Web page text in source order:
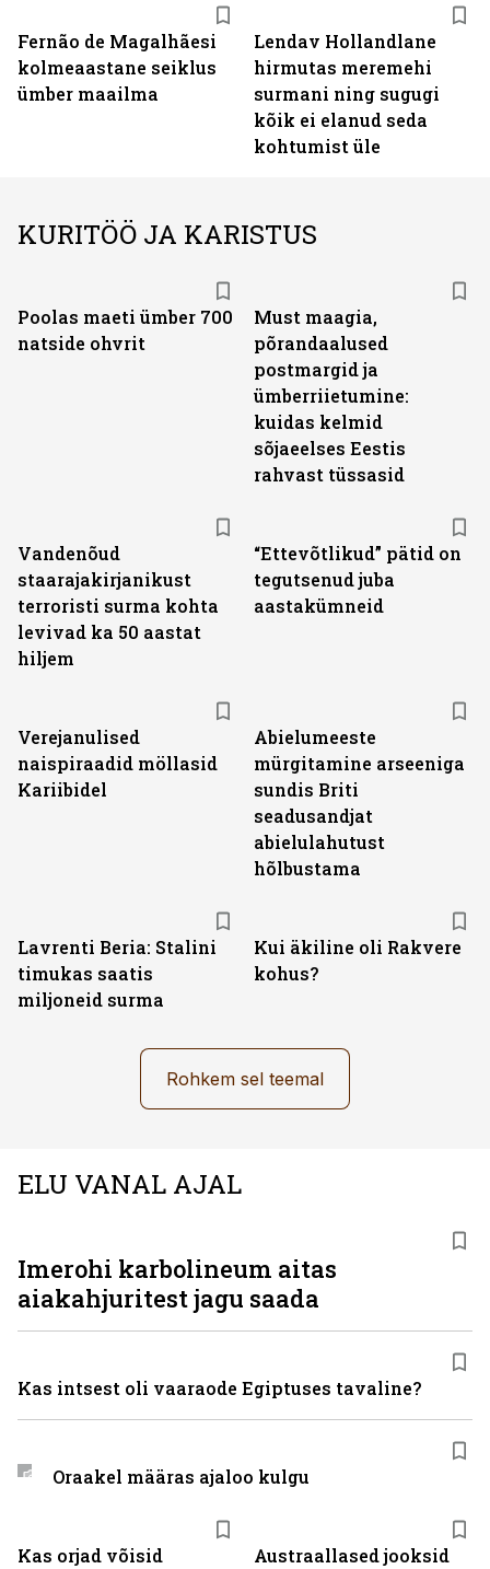
Fernão de Magalhãesi
kolmeaastane seiklus
ümber maailma
Lendav Hollandlane
hirmutas meremehi
surmani ning sugugi
kõik ei elanud seda
kohtumist üle
KURITÖÖ JA KARISTUS
Poolas maeti ümber 700
natside ohvrit
Must maagia,
põrandaalused
postmargid ja
ümberriietumine:
kuidas kelmid
sõjaeelses Eestis
rahvast tüssasid
Vandenõud
staarajakirjanikust
terroristi surma kohta
levivad ka 50 aastat
hiljem
“Ettevõtlikud” pätid on
tegutsenud juba
aastakümneid
Verejanulised
naispiraadid möllasid
Kariibidel
Abielumeeste
mürgitamine arseeniga
sundis Briti
seadusandjat
abielulahutust
hõlbustama
Lavrenti Beria: Stalini
timukas saatis
miljoneid surma
Kui äkiline oli Rakvere
kohus?
Rohkem sel teemal
ELU VANAL AJAL
Kas orjad võisid
Austraallased jooksid
Imerohi karbolineum aitas
aiakahjuritest jagu saada
Kas intsest oli vaaraode Egiptuses tavaline?
Oraakel määras ajaloo kulgu